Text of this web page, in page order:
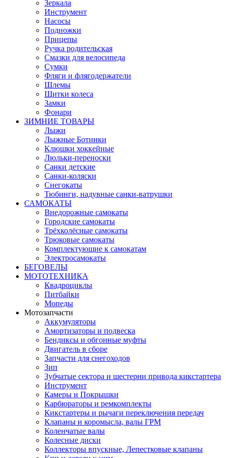
Зеркала
Инструмент
Насосы
Подножки
Прицепы
Ручка родительская
Смазки для велосипеда
Сумки
Фляги и флягодержатели
Шлемы
Щитки колеса
Замки
Фонари
ЗИМНИЕ ТОВАРЫ
Лыжи
Лыжные Ботинки
Клюшки хоккейные
Люльки-переноски
Санки детские
Санки-коляски
Снегокаты
Тюбинги, надувные санки-ватрушки
САМОКАТЫ
Внедорожные самокаты
Городские самокаты
Трёхколёсные самокаты
Трюковые самокаты
Комплектующие к самокатам
Электросамокаты
БЕГОВЕЛЫ
МОТОТЕХНИКА
Квадроциклы
Питбайки
Мопеды
Мотозапчасти
Аккумуляторы
Амортизаторы и подвеска
Бендиксы и обгонные муфты
Двигатель в сборе
Запчасти для снегоходов
Зип
Зубчатые сектора и шестерни привода кикстартера
Инструмент
Камеры и Покрышки
Карбюраторы и ремкомплекты
Кикстартеры и рычаги переключения передач
Клапаны и коромысла, валы ГРМ
Коленчатые валы
Колесные диски
Коллекторы впускные, Лепестковые клапаны